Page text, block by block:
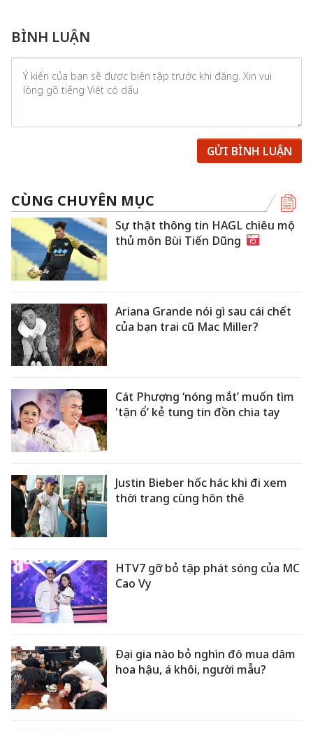
BÌNH LUẬN
GỬI BÌNH LUẬN
CÙNG CHUYÊN MỤC
Sự thật thông tin HAGL chiêu mộ
thủ môn Bùi Tiến Dũng
Ariana Grande nói gì sau cái chết
của bạn trai cũ Mac Miller?
Cát Phượng ‘nóng mắt’ muốn tìm
'tận ổ’ kẻ tung tin đồn chia tay
Justin Bieber hốc hác khi đi xem
thời trang cùng hôn thê
HTV7 gỡ bỏ tập phát sóng của MC
Cao Vy
Đại gia nào bỏ nghìn đô mua dâm
hoa hậu, á khôi, người mẫu?